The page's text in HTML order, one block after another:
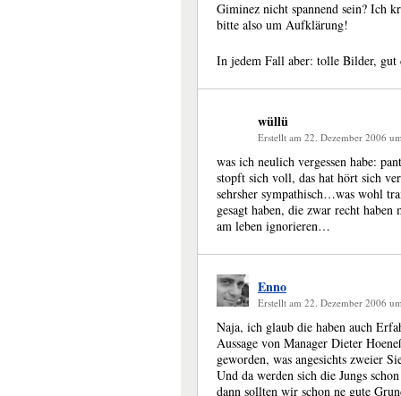
Giminez nicht spannend sein? Ich
bitte also um Aufklärung!
In jedem Fall aber: tolle Bilder,
wüllü
Erstellt am 22. Dezember 2006
was ich neulich vergessen habe:
stopft sich voll, das hat hört sich
sehrsher sympathisch…was wohl
gesagt haben, die zwar recht
am leben ignorieren…
Enno
Erstellt am 22. Dezember 2006
Naja, ich glaub die haben auch
Aussage von Manager Dieter
geworden, was angesichts zweier
Und da werden sich die Jungs
dann sollten wir schon ne gute